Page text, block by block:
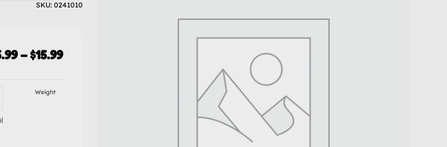
SKU: 0241010
$15.99
–
Weight